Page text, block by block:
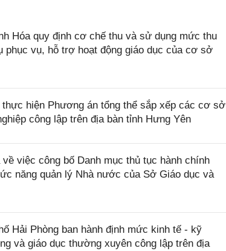
Hóa quy định cơ chế thu và sử dụng mức thu
vụ, hỗ trợ hoạt động giáo dục của cơ sở
hiện Phương án tổng thể sắp xếp các cơ sở
công lập trên địa bàn tỉnh Hưng Yên
việc công bố Danh mục thủ tục hành chính
năng quản lý Nhà nước của Sở Giáo dục và
Hải Phòng ban hành định mức kinh tế - kỹ
và giáo dục thường xuyên công lập trên địa